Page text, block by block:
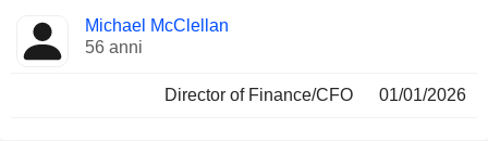
Michael McClellan
56 anni
Director of Finance/CFO 01/01/2026